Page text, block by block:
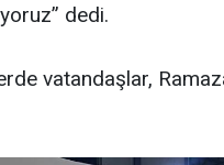
dedi.
vatandaşlar,